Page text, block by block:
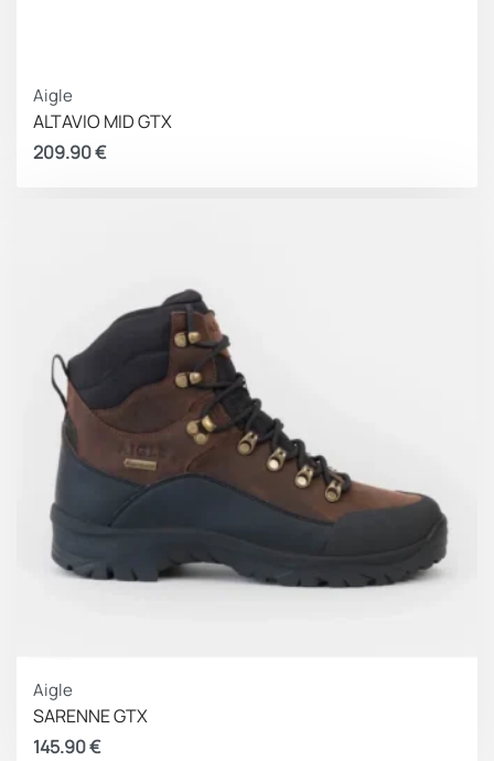
Aigle
ALTAVIO MID GTX
209.90€
Aigle
SARENNE GTX
145.90€